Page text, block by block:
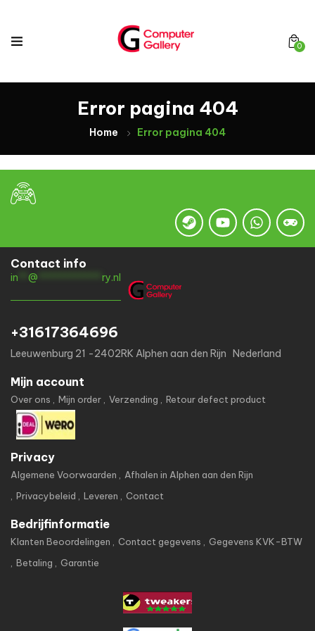
0
Error pagina 404
Home Error pagina 404
Contact info
in @ ry.nl
+31617364696
Leeuwenburg 21 -2402RK Alphen aan den Rijn Nederland
Mijn account
Over ons Mijn order Verzending Retour defect product
Privacy
Algemene Voorwaarden
Afhalen in Alphen aan den Rijn
Privacybeleid
Leveren Contact
Bedrijfinformatie
Klanten Beoordelingen Contact gegevens
Gegevens KVK-BTW
Betaling
Garantie